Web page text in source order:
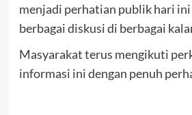
menjadi perhatian publik hari ini
berbagai diskusi di berbagai
Masyarakat terus mengikuti
informasi ini dengan penuh